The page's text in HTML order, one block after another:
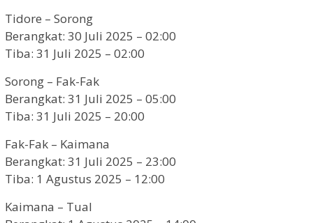
Tidore – Sorong
Berangkat: 30 Juli 2025 – 02:00
Tiba: 31 Juli 2025 – 02:00
Sorong – Fak-Fak
Berangkat: 31 Juli 2025 – 05:00
Tiba: 31 Juli 2025 – 20:00
Fak-Fak – Kaimana
Berangkat: 31 Juli 2025 – 23:00
Tiba: 1 Agustus 2025 – 12:00
Kaimana – Tual